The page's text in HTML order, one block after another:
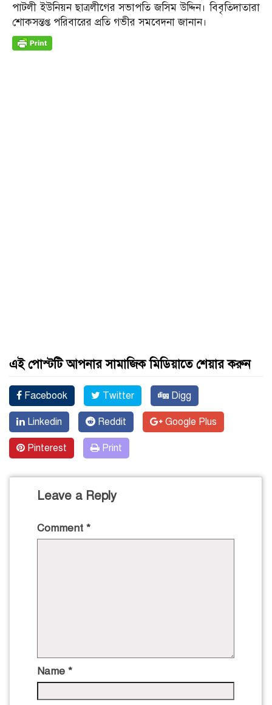
পাটলী ইউনিয়ন ছাত্রলীগের সভাপতি জসিম উদ্দিন। বিবৃতিদাতারা
শোকসন্তপ্ত পরিবারের প্রতি গভীর সমবেদনা জানান।
এই পোস্টটি আপনার সামাজিক মিডিয়াতে শেয়ার করুন
Facebook Twitter Digg
Linkedin Reddit Google Plus
Pinterest Print
Leave a Reply
Comment *
Name *